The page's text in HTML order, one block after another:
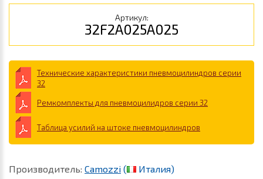
Артикул:
32F2A025A025
Технические характеристики пневмоцилиндров серии
32
Ремкомплекты для пневмоцилидров серии 32
Таблица усилий на штоке пневмоцилиндров
Производитель: Camozzi (
Италия)